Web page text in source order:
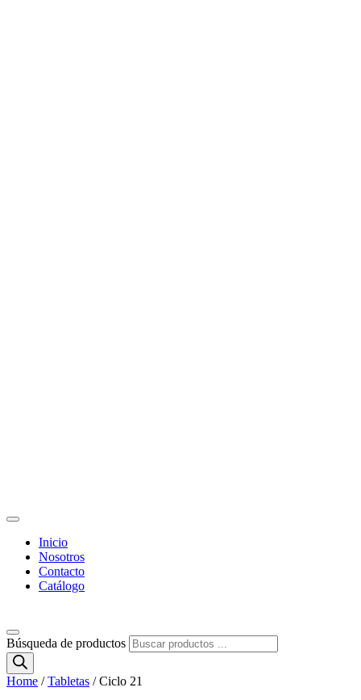
Inicio
Nosotros
Contacto
Catálogo
Búsqueda de productos
Home /Tabletas / Ciclo 21